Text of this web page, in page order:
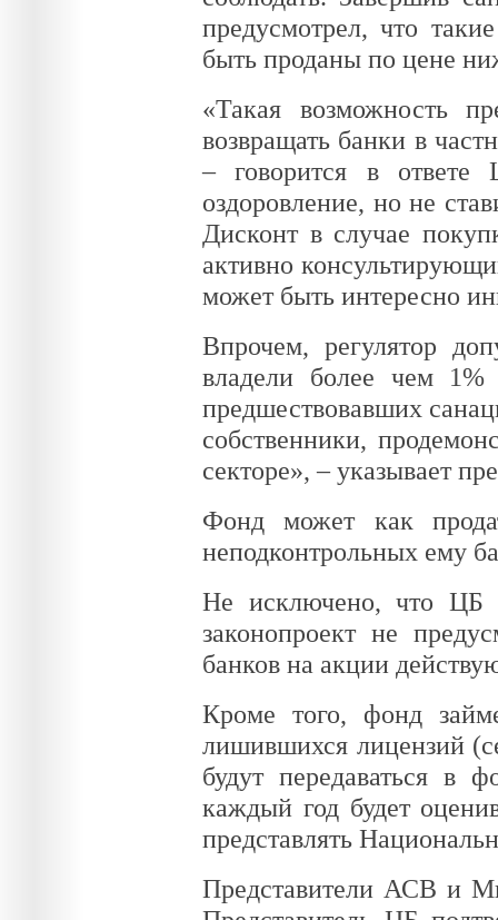
предусмотрел, что
быть проданы по цене
«Такая возможность
возвращать банки в
– говорится в
оздоровление, но не
Дисконт в случае
активно
может быть интересно
Впрочем, регулятор
владели более чем 1%
предшествовавших
собственники,
секторе», – указывает
Фонд может как
неподконтрольных ему
Не исключено, что ЦБ
законопроект не
банков на акции
Кроме того, фонд
лишившихся лицензий
будут передаваться в
каждый год будет
представлять
Представители АСВ и